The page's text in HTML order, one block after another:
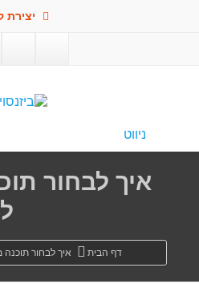
יצירת
ניווט
איך לבחור
דף הבית איך לבחור